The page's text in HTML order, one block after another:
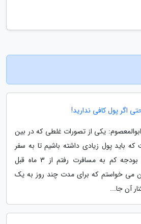
ابوالمعصوم: یکی از تصورات غلطی که در بین
باید پول زیادی داشته باشیم تا به سفر
برویم. اولین باری که با بودجه کم به مسافرت رفتم از 3 ماه قبل
می خواستم که برای مدت چند روز به یک
آن جا...